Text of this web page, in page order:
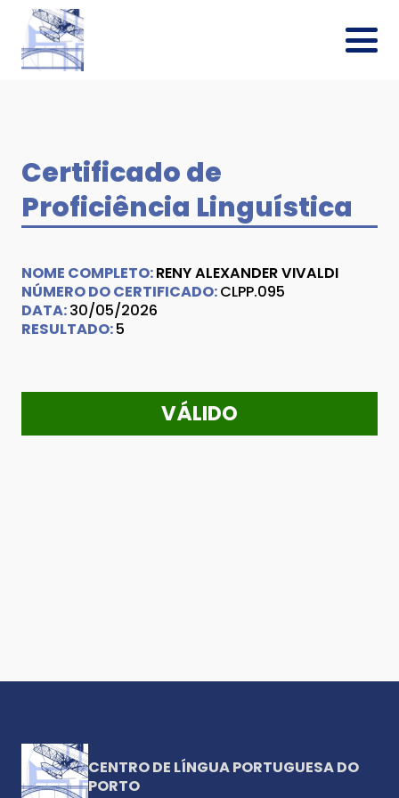
Certificado de
Proficiência Linguística
NOME COMPLETO:RENY ALEXANDER VIVALDI
NÚMERO DO CERTIFICADO:CLPP.095
DATA:30/05/2026
RESULTADO:5
VÁLIDO
CENTRO DE LÍNGUA PORTUGUESA DO
PORTO